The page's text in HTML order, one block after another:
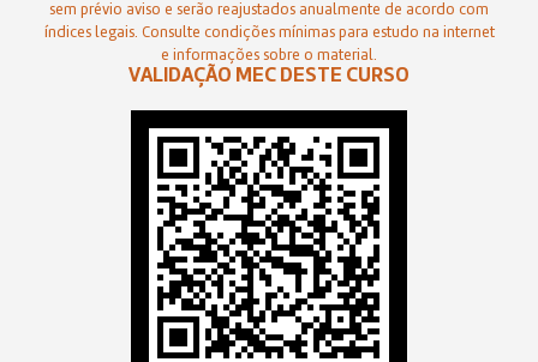
sem prévio aviso e serão reajustados anualmente de acordo com
índices legais. Consulte condições mínimas para estudo na internet
e informações sobre o material.
VALIDAÇÃO MEC DESTE CURSO